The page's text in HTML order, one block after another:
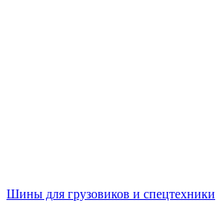
Шины для грузовиков и спецтехники